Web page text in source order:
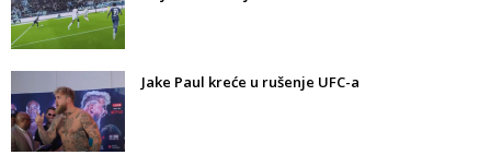
Jake Paul kreće u rušenje UFC-a